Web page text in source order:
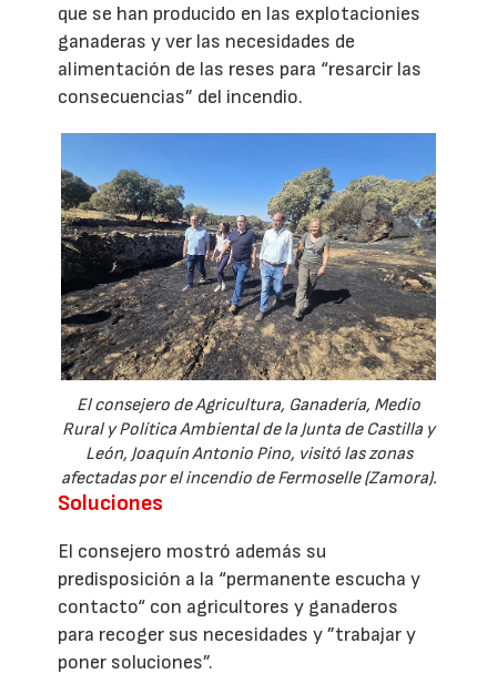
que se han producido en las explotacionies
ganaderas y ver las necesidades de
alimentación de las reses para “resarcir las
consecuencias” del incendio.
El consejero de Agricultura, Ganadería, Medio
Rural y Política Ambiental de la Junta de Castilla y
León, Joaquín Antonio Pino, visitó las zonas
afectadas por el incendio de Fermoselle (Zamora).
Soluciones
El consejero mostró además su
predisposición a la “permanente escucha y
contacto“ con agricultores y ganaderos
para recoger sus necesidades y ”trabajar y
poner soluciones”.